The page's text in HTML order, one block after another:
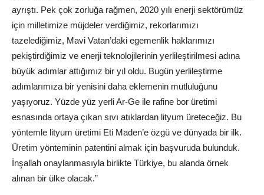
ayrıştı. Pek çok zorluğa rağmen, 2020 yılı enerji sektörümüz
için milletimize müjdeler verdiğimiz, rekorlarımızı
tazelediğimiz, Mavi Vatan’daki egemenlik haklarımızı
pekiştirdiğimiz ve enerji teknolojilerinin yerlileştirilmesi adına
büyük adımlar attığımız bir yıl oldu. Bugün yerlileştirme
adımlarımıza bir yenisini daha eklemenin mutluluğunu
yaşıyoruz. Yüzde yüz yerli Ar-Ge ile rafine bor üretimi
esnasında ortaya çıkan sıvı atıklardan lityum üreteceğiz. Bu
yöntemle lityum üretimi Eti Maden’e özgü ve dünyada bir ilk.
Üretim yönteminin patentini almak için başvuruda bulunduk.
İnşallah onaylanmasıyla birlikte Türkiye, bu alanda örnek
alınan bir ülke olacak.”